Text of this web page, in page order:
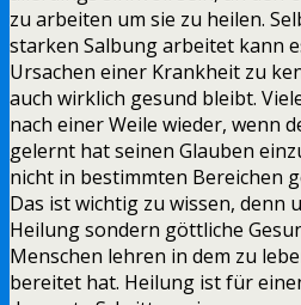
zu arbeiten um sie zu heilen.
starken Salbung arbeitet kann
Ursachen einer Krankheit zu
auch wirklich gesund bleibt.
nach einer Weile wieder, wenn
gelernt hat seinen Glauben
nicht in bestimmten Bereichen
Das ist wichtig zu wissen, denn
Heilung sondern göttliche
Menschen lehren in dem zu
bereitet hat. Heilung ist für